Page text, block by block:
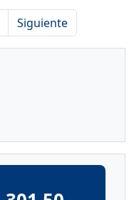
Siguiente